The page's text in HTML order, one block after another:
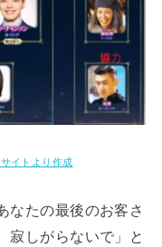
イトより作成
なたの最後のお客さ
寂しがらないで」と